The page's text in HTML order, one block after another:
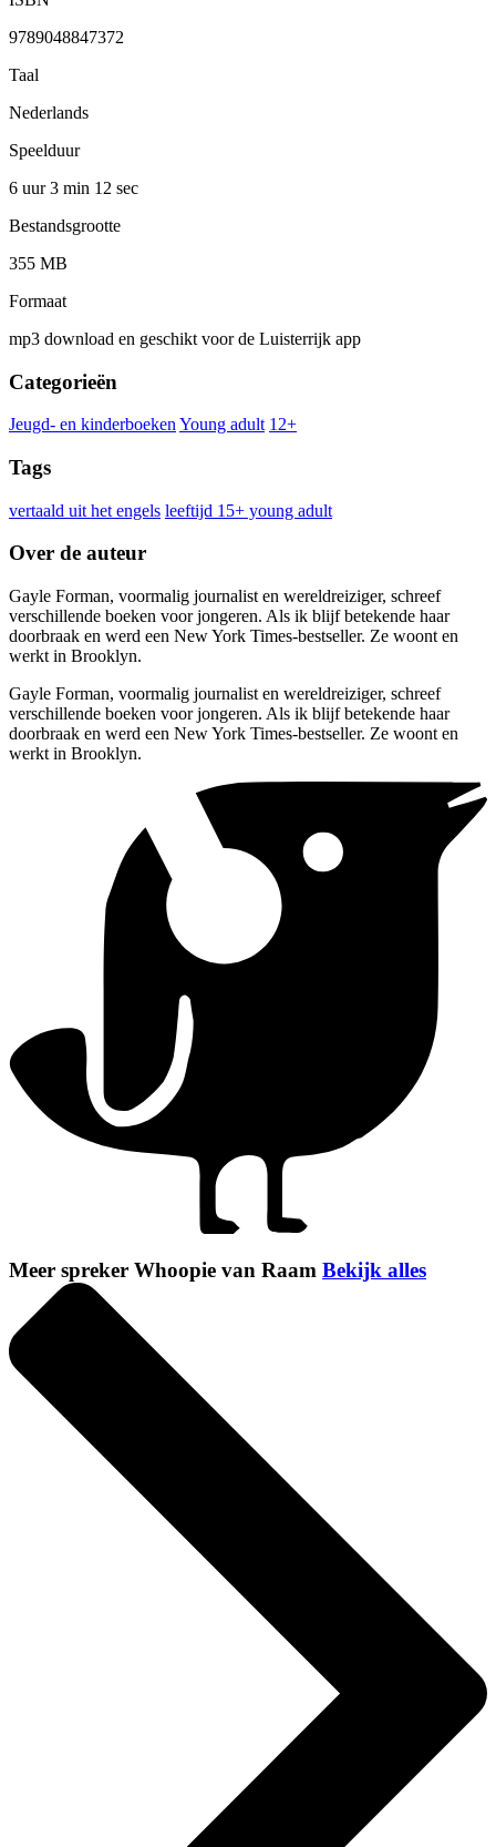
9789048847372
Taal
Nederlands
Speelduur
6 uur 3 min 12 sec
Bestandsgrootte
355 MB
Formaat
mp3 download en geschikt voor de Luisterrijk app
Categorieën
Jeugd- en kinderboeken Young adult 12+
Tags
vertaald uit het engels leeftijd 15+ young adult
Over de auteur
Gayle Forman, voormalig journalist en wereldreiziger, schreef
verschillende boeken voor jongeren. Als ik blijf betekende haar
doorbraak en werd een New York Times-bestseller. Ze woont en
werkt in Brooklyn.
Gayle Forman, voormalig journalist en wereldreiziger, schreef
verschillende boeken voor jongeren. Als ik blijf betekende haar
doorbraak en werd een New York Times-bestseller. Ze woont en
werkt in Brooklyn.
Meer spreker Whoopie van Raam Bekijk alles